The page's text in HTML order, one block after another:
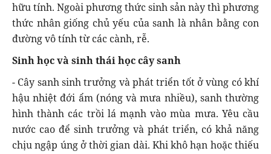
hữu tính. Ngoài phương thức sinh sản này thì phương
thức nhân giống chủ yếu của sanh là nhân bằng con
đường vô tính từ các cành, rễ.
Sinh học và sinh thái học cây sanh
- Cây sanh sinh trưởng và phát triển tốt ở vùng có khí
hậu nhiệt đới ẩm (nóng và mưa nhiều), sanh thường
hình thành các trồi lá mạnh vào mùa mưa. Yêu cầu
nước cao để sinh trưởng và phát triển, có khả năng
chịu ngập úng ở thời gian dài. Khi khô hạn hoặc thiếu